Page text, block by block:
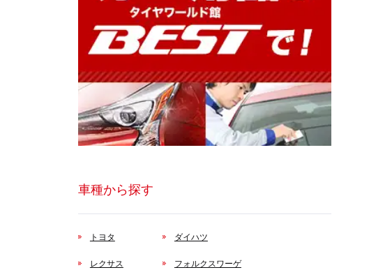
車種から探す
トヨタ
レクサス
ダイハツ
フォルクスワーゲ